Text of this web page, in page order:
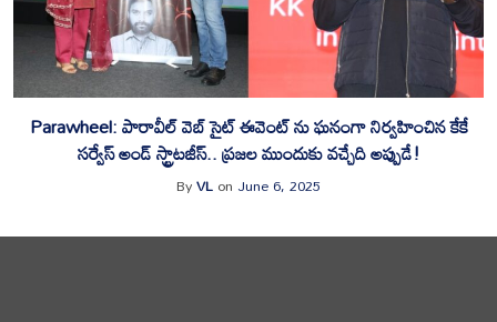
Parawheel: పారావీల్ వెబ్ సైట్ ఈవెంట్ ను ఘనంగా నిర్వహించిన కేకే
సర్వేస్ అండ్ స్ట్రాటజీస్.. ప్రజల ముందుకు వచ్చేది అప్పుడే!
ByVLon June 6, 2025